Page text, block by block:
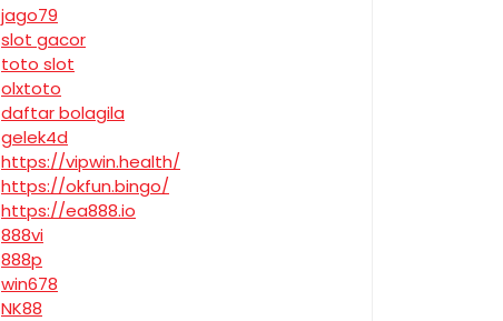
jago79
slot gacor
toto slot
olxtoto
daftar bolagila
gelek4d
https://vipwin.health/
https://okfun.bingo/
https://ea888.io
888vi
888p
win678
NK88